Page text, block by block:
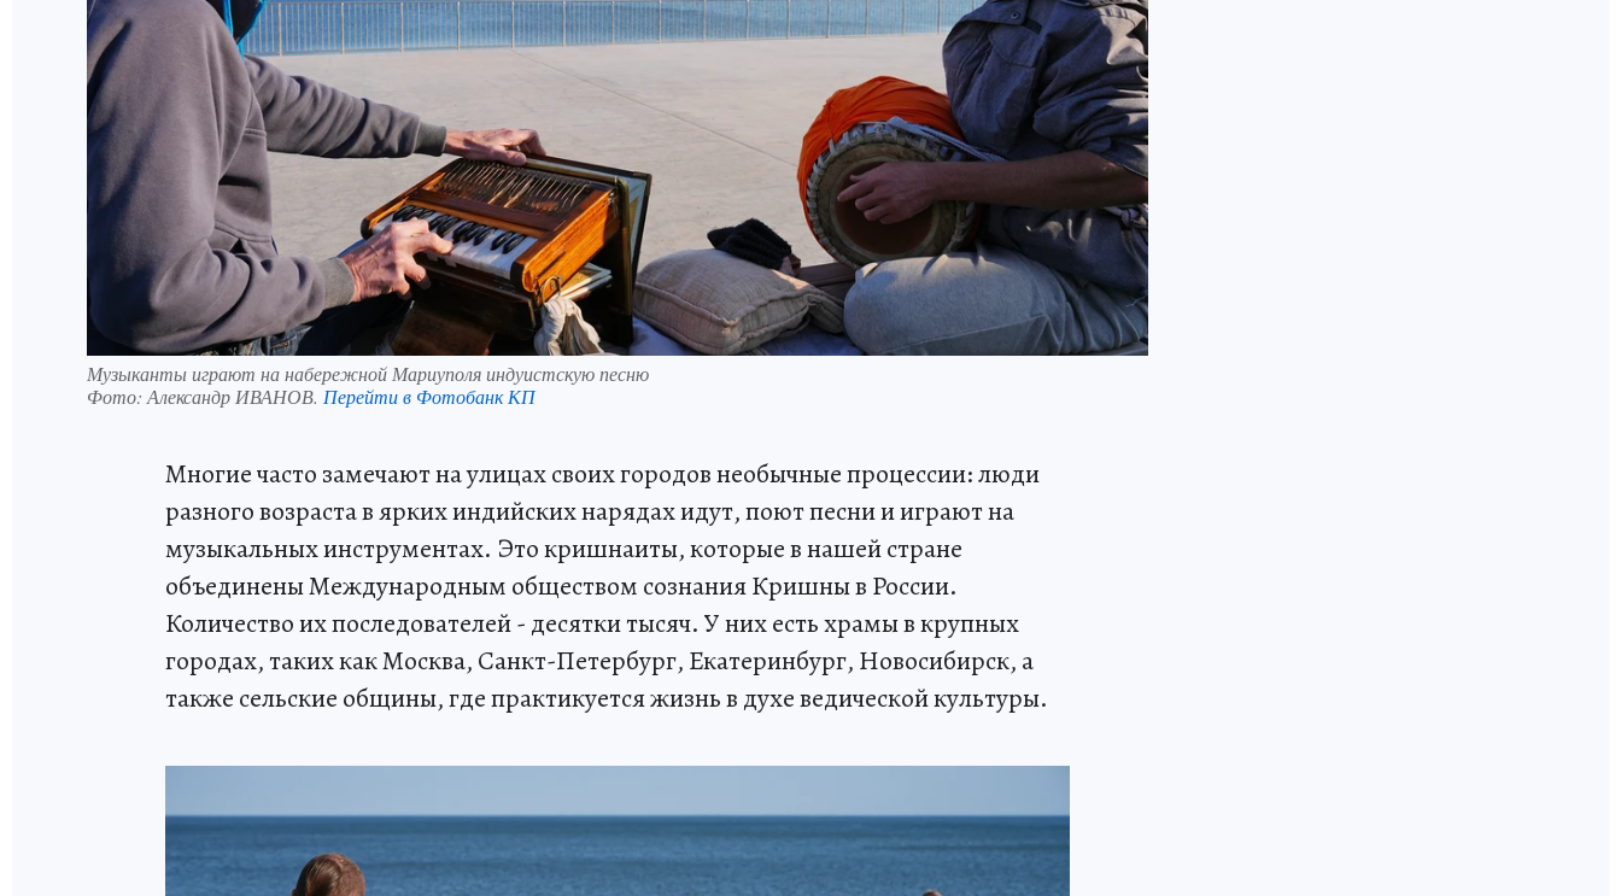
Музыканты играют на набережной Мариуполя индуистскую песню
Фото:Александр ИВАНОВ. Перейти в Фотобанк КП
Многие часто замечают на улицах своих городов необычные процессии: люди
разного возраста в ярких индийских нарядах идут, поют песни и играют на
музыкальных инструментах. Это кришнаиты, которые в нашей стране
объединены Международным обществом сознания Кришны в России.
Количество их последователей - десятки тысяч. У них есть храмы в крупных
городах, таких как Москва, Санкт-Петербург, Екатеринбург, Новосибирск, а
также сельские общины, где практикуется жизнь в духе ведической культуры.